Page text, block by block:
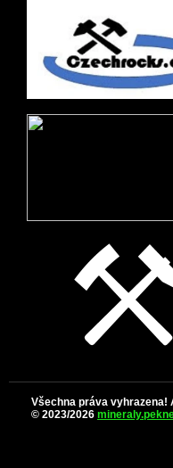
Všechna práva vyhrazena!
© 2023/2026